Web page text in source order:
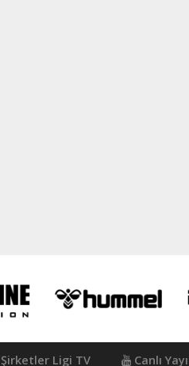
Şirketler Ligi TV Canlı